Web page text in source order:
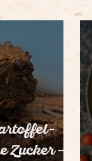
Zucker –